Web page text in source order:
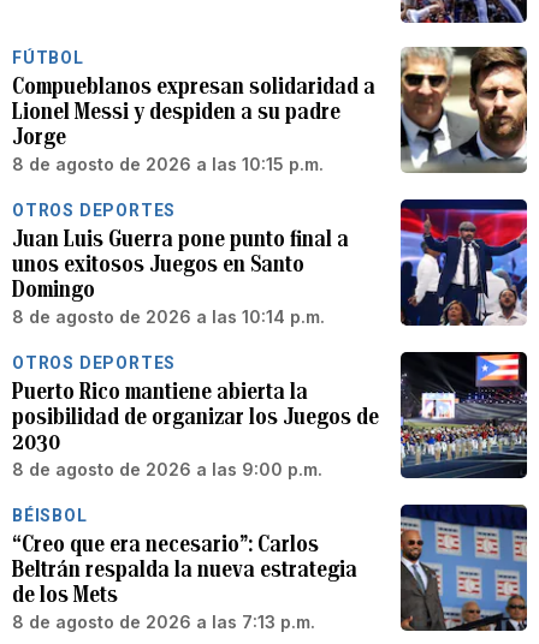
FÚTBOL
Compueblanos expresan solidaridad a
Lionel Messi y despiden a su padre
Jorge
8 de agosto de 2026 a las 10:15 p.m.
OTROS DEPORTES
Juan Luis Guerra pone punto final a
unos exitosos Juegos en Santo
Domingo
8 de agosto de 2026 a las 10:14 p.m.
OTROS DEPORTES
Puerto Rico mantiene abierta la
posibilidad de organizar los Juegos de
2030
8 de agosto de 2026 a las 9:00 p.m.
BÉISBOL
“Creo que era necesario”: Carlos
Beltrán respalda la nueva estrategia
de los Mets
8 de agosto de 2026 a las 7:13 p.m.